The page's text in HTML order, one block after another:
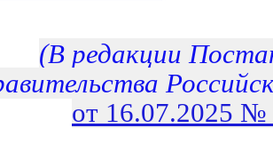
(В редакции
от 16.07.2025 №